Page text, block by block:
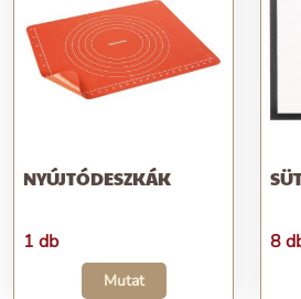
NYÚJTÓDESZKÁK
1 db
Mutat
8